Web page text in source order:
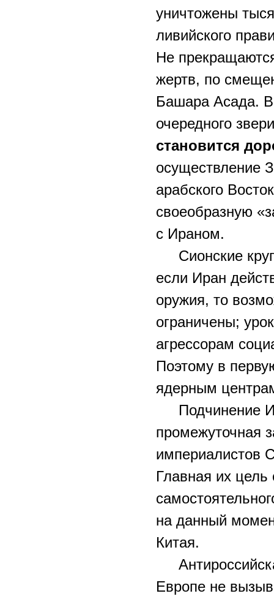
уничтожены
ливийского
Не
жертв, по
Башара Асада.
очередного
становится
осуществление
арабского
своеобразную
с Ираном.
Сионские
если Иран
оружия, то
ограничены;
агрессорам
Поэтому в
ядерным
Подчинение
промежуточная
империалистов
Главная их цель
на данный
Китая.
Европе не